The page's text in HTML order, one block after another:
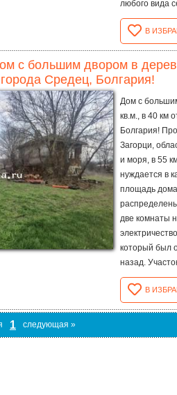
любого вида
В
с большим двором в
Средец, Болгария!
Дом с
кв.м., в 40 км
Болгария!
Загорци,
и моря, в 55
нуждается в
площадь дома
две комнаты
который был
назад.
В
1 следующая »